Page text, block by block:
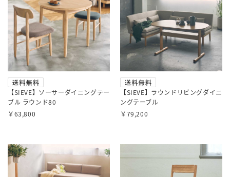
【SIEVE】ソーサーダイニングテー
ブル ラウンド80
￥63,800
【SIEVE】ラウンドリビングダイニ
ングテーブル
￥79,200